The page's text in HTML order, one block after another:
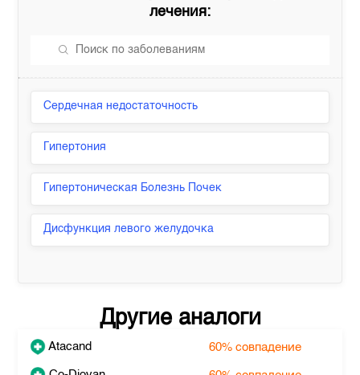
лечения:
Сердечная недостаточность
Гипертония
Гипертоническая Болезнь Почек
Дисфункция левого желудочка
Другие аналоги
Atacand 60% совпадение